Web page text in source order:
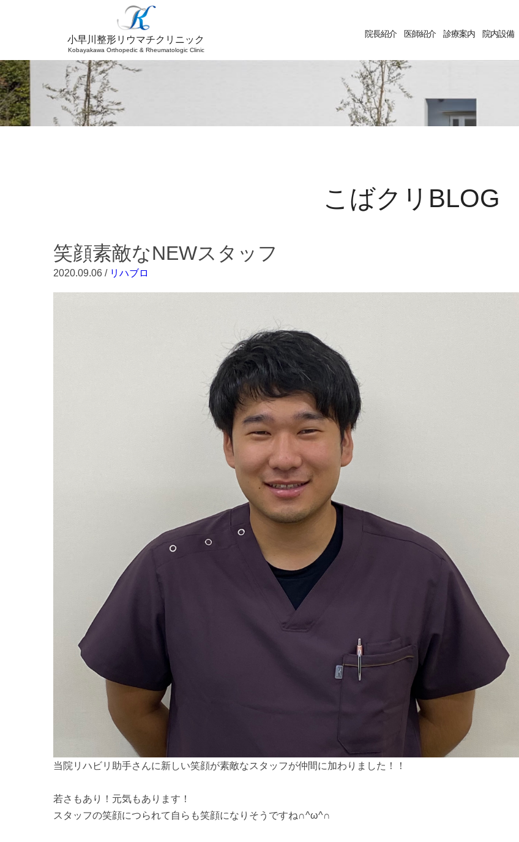
小早川整形リウマチクリニック
Kobayakawa Orthopedic & Rheumatologic Clinic
院長紹介 医師紹介 診療案内 院内設備
こばクリBLOG
笑顔素敵なNEWスタッフ
2020.09.06 / リハブロ
当院リハビリ助手さんに新しい笑顔が素敵なスタッフが仲間に加わりました！！
若さもあり！元気もあります！
スタッフの笑顔につられて自らも笑顔になりそうですね∩^ω^∩